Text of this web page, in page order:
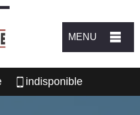
MENU
indisponible